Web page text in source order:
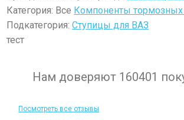
Категория: Все Компоненты тормозных
Подкатегория:Ступицы для ВАЗ
тест
Нам доверяют 160401
Посмотреть все отзывы